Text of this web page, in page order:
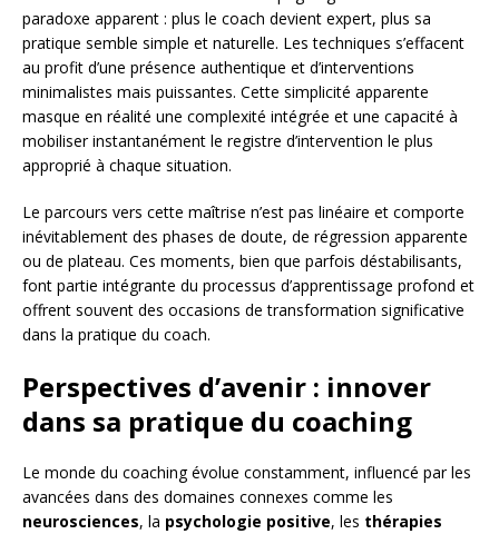
paradoxe apparent : plus le coach devient expert, plus sa
pratique semble simple et naturelle. Les techniques s’effacent
au profit d’une présence authentique et d’interventions
minimalistes mais puissantes. Cette simplicité apparente
masque en réalité une complexité intégrée et une capacité à
mobiliser instantanément le registre d’intervention le plus
approprié à chaque situation.
Le parcours vers cette maîtrise n’est pas linéaire et comporte
inévitablement des phases de doute, de régression apparente
ou de plateau. Ces moments, bien que parfois déstabilisants,
font partie intégrante du processus d’apprentissage profond et
offrent souvent des occasions de transformation significative
dans la pratique du coach.
Perspectives d’avenir : innover
dans sa pratique du coaching
Le monde du coaching évolue constamment, influencé par les
avancées dans des domaines connexes comme les
neurosciences, la psychologie positive, les thérapies